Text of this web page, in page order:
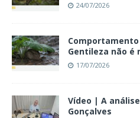
24/07/2026
Gentileza não é
17/07/2026
Vídeo | A
Gonçalves